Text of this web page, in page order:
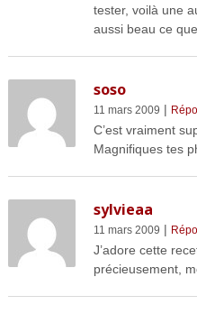
tester, voilà une
aussi beau ce
soso
11 mars 2009 |
C’est vraiment
Magnifiques tes
sylvieaa
11 mars 2009 |
J’adore cette
précieusement,